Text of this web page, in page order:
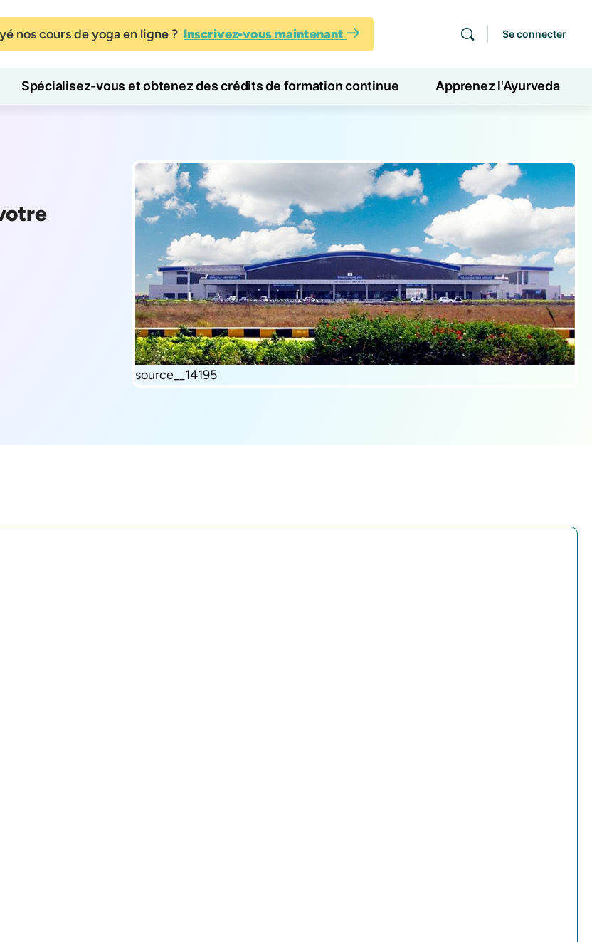
nos cours de yoga en ligne ? Inscrivez-vous maintenant Se connecter
Spécialisez-vous et obtenez des crédits de formation continue Apprenez l'Ayurveda
source__14195